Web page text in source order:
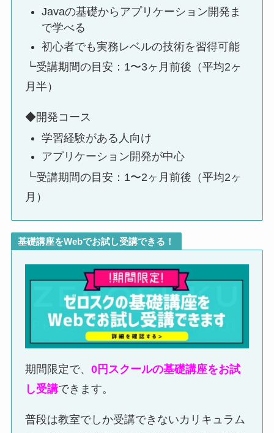
Javaの基礎からアプリケーション開発ま
で学べる
初心者でも実務レベルの技術を習得可能
┗受講期間の目安：1〜3ヶ月前後（平均2ヶ
月半）
◆開発コース
学習経験がある人向け
アプリケーション開発が中心
┗受講期間の目安：1〜2ヶ月前後（平均2ヶ
月）
基礎講座をWebでお試し受講できる！
期間限定で、0円スクールの基礎講座をお試
し受講できます。
普段は教室でしか受講できないカリキュラム